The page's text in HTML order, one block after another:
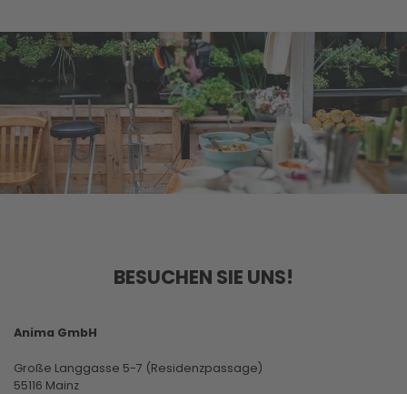
BESUCHEN SIE UNS!
Anima GmbH
Große Langgasse 5-7 (Residenzpassage)
55116 Mainz